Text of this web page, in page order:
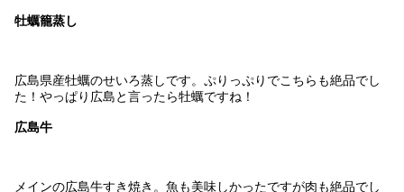
牡蠣籠蒸し
広島県産牡蠣のせいろ蒸しです。ぷりっぷりでこちらも絶品でし
た！やっぱり広島と言ったら牡蠣ですね！
広島牛
メインの広島牛すき焼き。魚も美味しかったですが肉も絶品でし